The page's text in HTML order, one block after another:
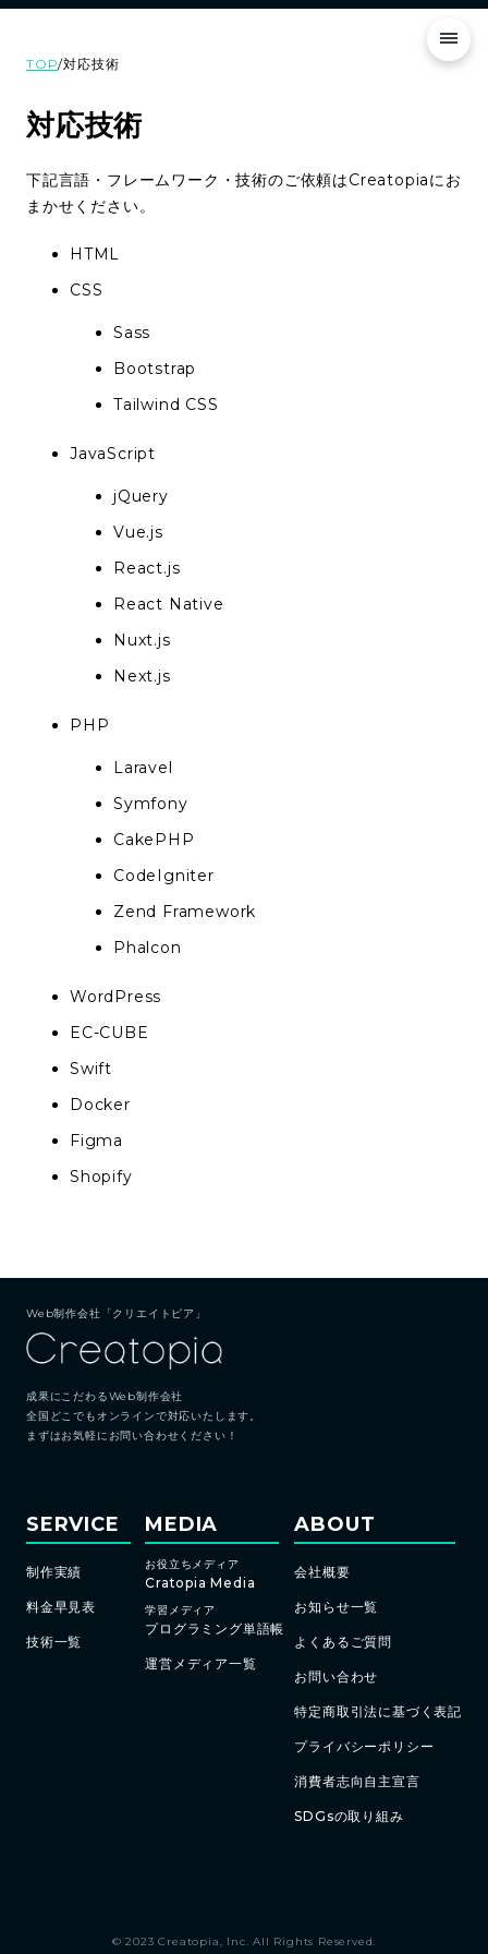
TOP/対応技術
対応技術
下記言語・フレームワーク・技術のご依頼はCreatopiaにお
まかせください。
HTML
CSS
Sass
Bootstrap
Tailwind CSS
JavaScript
jQuery
Vue.js
React.js
React Native
Nuxt.js
Next.js
PHP
Laravel
Symfony
CakePHP
CodeIgniter
Zend Framework
Phalcon
WordPress
EC-CUBE
Swift
Docker
Figma
Shopify
Web制作会社「クリエイトピア」
成果にこだわるWeb制作会社
全国どこでもオンラインで対応いたします。
まずはお気軽にお問い合わせください！
SERVICE
制作実績
料金早見表
技術一覧
MEDIA
お役立ちメディア
Cratopia Media
学習メディア
プログラミング単語帳
運営メディア一覧
ABOUT
会社概要
お知らせ一覧
よくあるご質問
お問い合わせ
特定商取引法に基づく表記
プライバシーポリシー
消費者志向自主宣言
SDGsの取り組み
© 2023 Creatopia, Inc. All Rights Reserved.